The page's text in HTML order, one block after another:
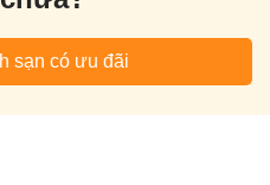
sạn có ưu đãi